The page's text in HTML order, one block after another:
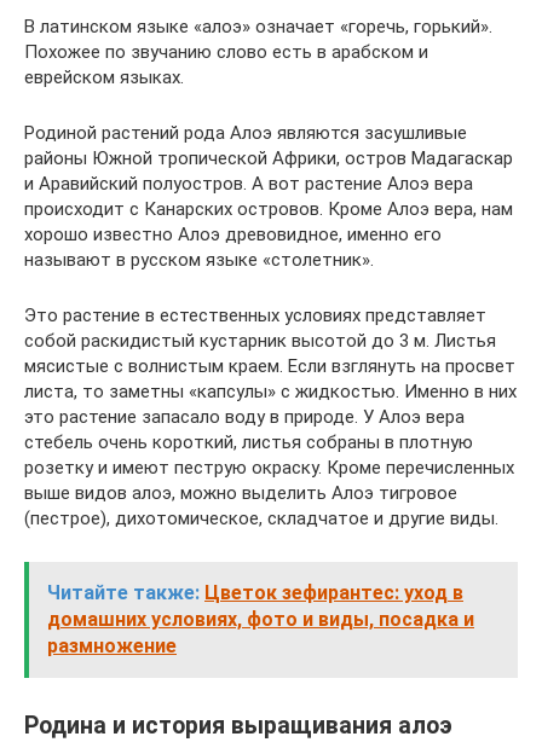
В латинском языке «алоэ» означает «горечь, горький».
Похожее по звучанию слово есть в арабском и
еврейском языках.
Родиной растений рода Алоэ являются засушливые
районы Южной тропической Африки, остров Мадагаскар
и Аравийский полуостров. А вот растение Алоэ вера
происходит с Канарских островов. Кроме Алоэ вера, нам
хорошо известно Алоэ древовидное, именно его
называют в русском языке «столетник».
Это растение в естественных условиях представляет
собой раскидистый кустарник высотой до 3 м. Листья
мясистые с волнистым краем. Если взглянуть на просвет
листа, то заметны «капсулы» с жидкостью. Именно в них
это растение запасало воду в природе. У Алоэ вера
стебель очень короткий, листья собраны в плотную
розетку и имеют пеструю окраску. Кроме перечисленных
выше видов алоэ, можно выделить Алоэ тигровое
(пестрое), дихотомическое, складчатое и другие виды.
Читайте также: Цветок зефирантес: уход в
домашних условиях, фото и виды, посадка и
размножение
Родина и история выращивания алоэ